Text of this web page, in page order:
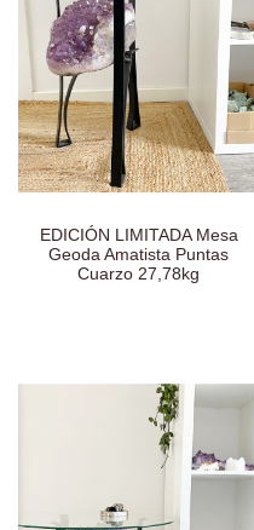
EDICIÓN LIMITADA Mesa
Geoda Amatista Puntas
Cuarzo 27,78kg